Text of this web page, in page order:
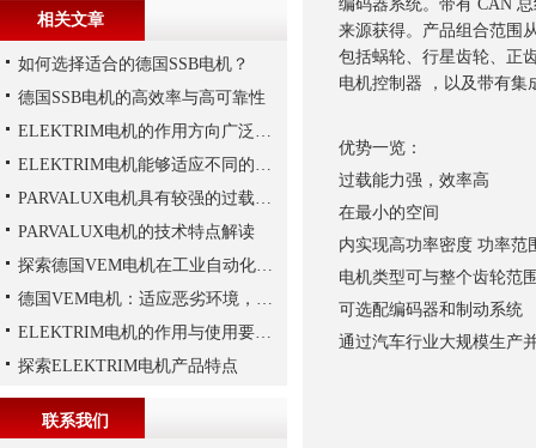
编码器系统。带有 CAN
来源获得。 产品组合范围
包括蜗轮、行星齿轮、正
电机控制器 ，以及带有集
优势一览：
过载能力强，效率高
在最小的空间
内实现高功率密度 功率范
电机类型可与整个齿轮范
可选配编码器和制动系统
通过汽车行业大规模生产
相关文章
如何选择适合的德国SSB电机？
德国SSB电机的高效率与高可靠性
ELEKTRIM电机的作用方向广泛且多元化
ELEKTRIM电机能够适应不同的工作需求
PARVALUX电机具有较强的过载能力
PARVALUX电机的技术特点解读
探索德国VEM电机在工业自动化中的应用
德国VEM电机：适应恶劣环境，保障工业生产连续性
ELEKTRIM电机的作用与使用要求讲解
探索ELEKTRIM电机产品特点
联系我们